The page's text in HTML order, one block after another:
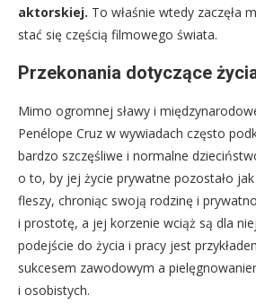
aktorskiej. To właśnie wtedy zaczęła
stać się częścią filmowego świata.
Przekonania dotyczące
Mimo ogromnej sławy i
Penélope Cruz w wywiadach często
bardzo szczęśliwe i normalne
o to, by jej życie prywatne pozostało
fleszy, chroniąc swoją rodzinę i
i prostotę, a jej korzenie wciąż są dla
podejście do życia i pracy jest
sukcesem zawodowym a
i osobistych.